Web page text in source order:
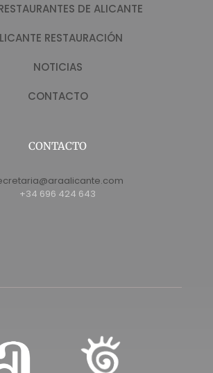
DE ALICANTE
RESTAURACIÓN
NOTICIAS
CONTACTO
CONTACTO
+34 696 424 643